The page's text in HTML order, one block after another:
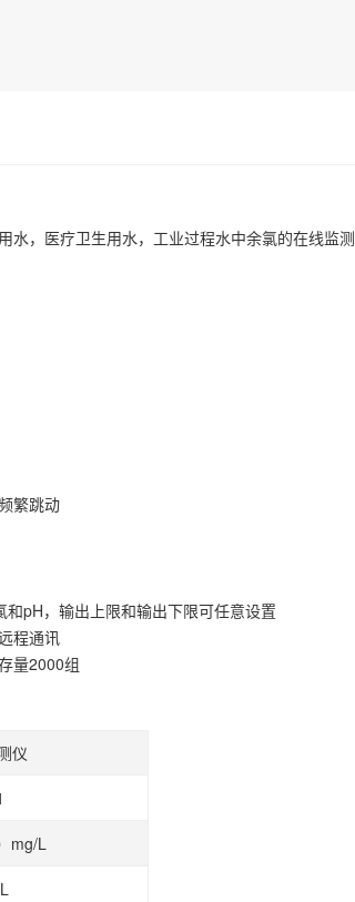
水，医疗卫生用水，工业过程水中余氯的在线监测
繁跳动
pH，输出上限和输出下限可任意设置
程通讯
量2000组
仪
mg/L